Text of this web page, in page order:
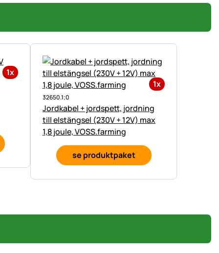
1x
1x
32650.1;0
Jordkabel + jordspett, jordning
till elstängsel (230V + 12V) max
1,8 joule, VOSS.farming
se produktpaket